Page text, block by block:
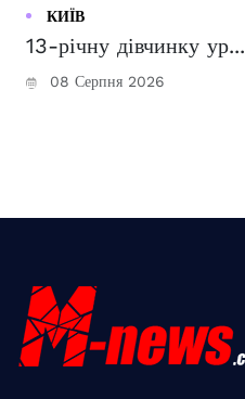
КИЇВ
13-річну дівчинку ур...
08 Серпня 2026